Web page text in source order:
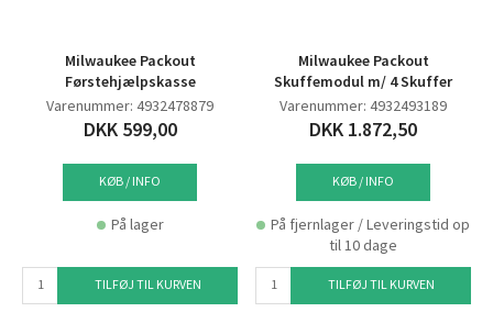
Milwaukee Packout
Førstehjælpskasse
Varenummer: 4932478879
DKK 599,00
KØB / INFO
På lager
TILFØJ TIL KURVEN
Milwaukee Packout
Skuffemodul m/ 4 Skuffer
Varenummer: 4932493189
DKK 1.872,50
KØB / INFO
På fjernlager / Leveringstid op
til 10 dage
TILFØJ TIL KURVEN